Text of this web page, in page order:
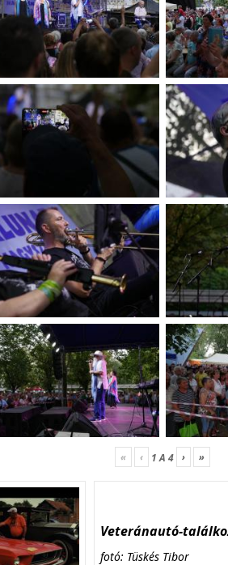
« ‹ 1A 4 › »
Veteránautó-
fotó: Tüskés Tibor